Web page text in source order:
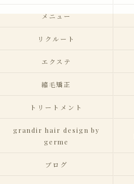
メニュー
リクルート
エクステ
縮毛矯正
トリートメント
grandir hair design by
germe
ブログ